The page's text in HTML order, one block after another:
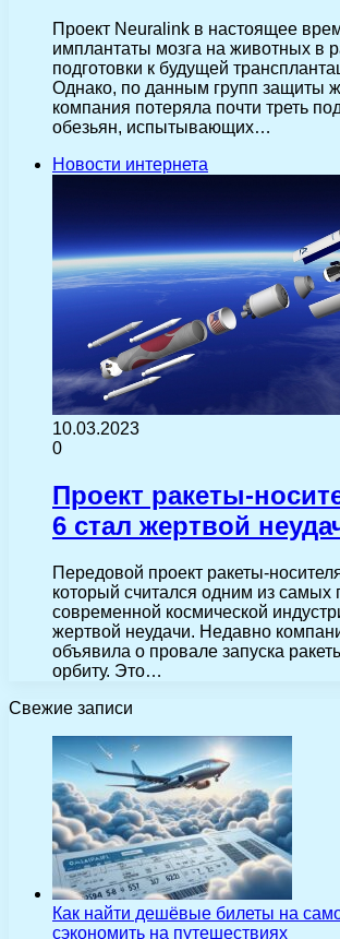
Проект Neuralink в настоящее
имплантаты мозга на животных в
подготовки к будущей
Однако, по данным групп защиты
компания потеряла почти треть
обезьян, испытывающих…
Новости интернета
10.03.2023
0
Проект ракеты-
6 стал жертвой
Передовой проект ракеты-
который считался одним из самых
современной космической
жертвой неудачи. Недавно
объявила о провале запуска
орбиту. Это…
Свежие записи
Как найти дешёвые билеты на
сэкономить на путешествиях